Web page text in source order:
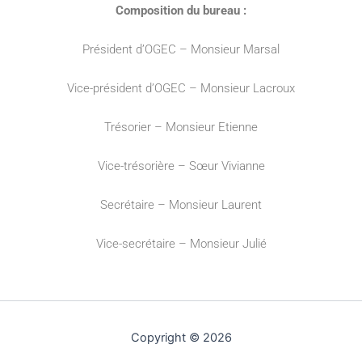
Composition du bureau :
Président d’OGEC – Monsieur Marsal
Vice-président d’OGEC – Monsieur Lacroux
Trésorier – Monsieur Etienne
Vice-trésorière – Sœur Vivianne
Secrétaire – Monsieur Laurent
Vice-secrétaire – Monsieur Julié
Copyright © 2026